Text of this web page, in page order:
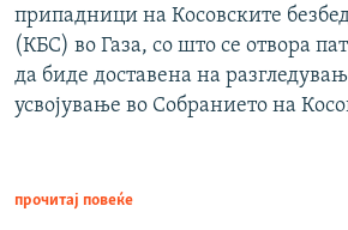
припадници на Косовските
(КБС) во Газа, со што се отвора
да биде доставена на
усвојување во Собранието на
прочитај повеќе